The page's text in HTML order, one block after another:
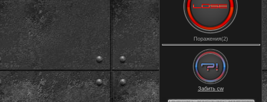
Поражения(2)
Забить cw